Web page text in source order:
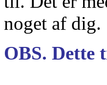
noget af dig.
OBS. Dette